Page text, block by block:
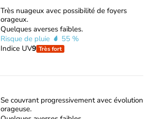
Très nuageux avec possibilité de foyers
orageux.
Quelques averses faibles.
Risque de pluie
55 %
Indice UV9 Très fort
Se couvrant progressivement avec évolution
orageuse.